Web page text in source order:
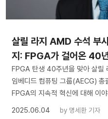
살릴 라지 AMD 수석 부
지: FPGA가 걸어온 40
FPGA 탄생 40주년을 맞아 살릴
임베디드 컴퓨팅 그룹(AECG) 총
FPGA의 지속적 혁신에 대해 이
2025.06.04
by 명세환 기자